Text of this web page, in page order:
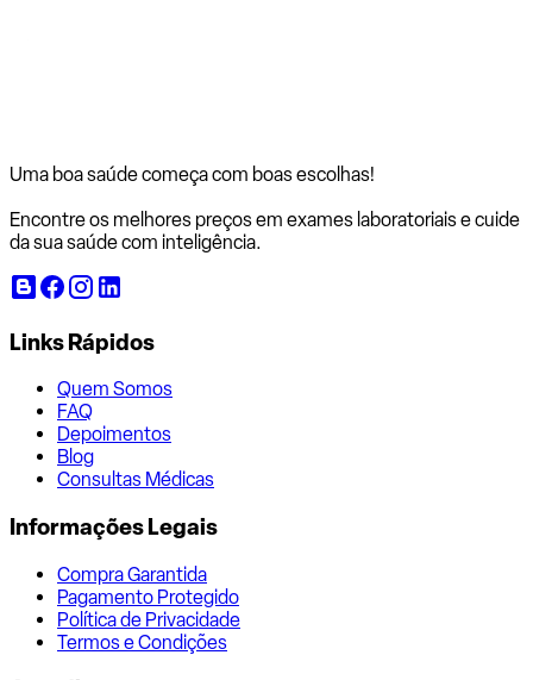
Uma boa saúde começa com boas escolhas!
Encontre os melhores preços em exames laboratoriais e cuide
da sua saúde com inteligência.
Links Rápidos
Quem Somos
FAQ
Depoimentos
Blog
Consultas Médicas
Informações Legais
Compra Garantida
Pagamento Protegido
Política de Privacidade
Termos e Condições